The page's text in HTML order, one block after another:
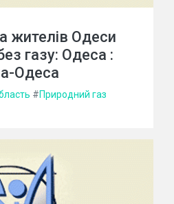
жителів Одеси
газу: Одеса :
Одеса
#Природний газ